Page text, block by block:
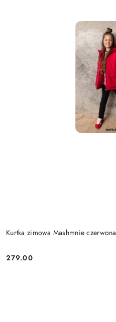
Kurtka zimowa Mashmnie czerwona
Cena:
279.00